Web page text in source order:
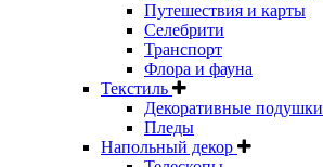
Путешествия и карты
Селебрити
Транспорт
Флора и фауна
Текстиль
Декоративные подушки
Пледы
Напольный декор